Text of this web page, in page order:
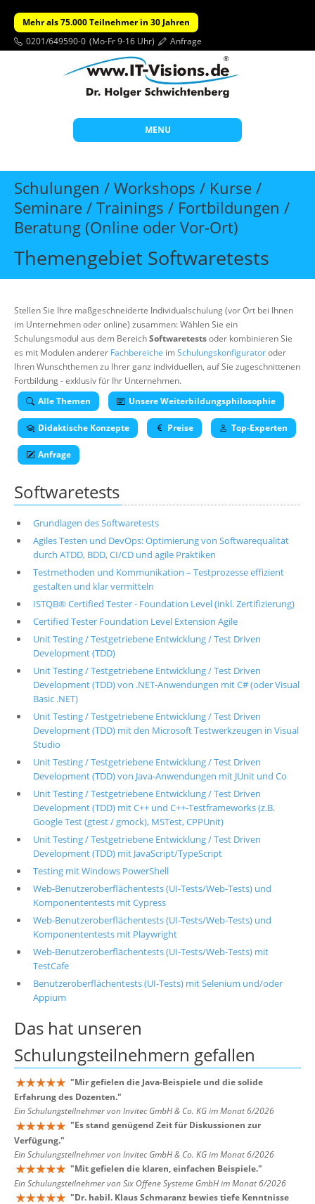
Mehr als 75.000 Teilnehmer in 30 Jahren
0201/649590-0 (Mo-Fr 9-16 Uhr) Anfrage
MENU
Start
Themen
Beratung
Individuelle Schulungen
Über uns
Suche
Schulungen / Workshops / Kurse /
Seminare / Trainings / Fortbildungen /
Beratung (Online oder Vor-Ort)
Themengebiet Softwaretests
Stellen Sie Ihre maßgeschneiderte Individualschulung (vor Ort bei Ihnen
im Unternehmen oder online) zusammen: Wählen Sie ein
Schulungsmodul aus dem BereichSoftwaretestsoder kombinieren Sie
es mit Modulen anderer Fachbereiche imSchulungskonfiguratoroder
Ihren Wunschthemen zu Ihrer ganz individuellen, auf Sie zugeschnittenen
Fortbildung - exklusiv für Ihr Unternehmen.
Alle Themen
Unsere Weiterbildungsphilosophie
Didaktische Konzepte Preise Top-Experten
Anfrage
Softwaretests
Grundlagen des Softwaretests
Agiles Testen und DevOps: Optimierung von Softwarequalität
durch ATDD, BDD, CI/CD und agile Praktiken
Testmethoden und Kommunikation – Testprozesse effizient
gestalten und klar vermitteln
ISTQB® Certified Tester - Foundation Level (inkl. Zertifizierung)
Certified Tester Foundation Level Extension Agile
Unit Testing / Testgetriebene Entwicklung / Test Driven
Development (TDD)
Unit Testing / Testgetriebene Entwicklung / Test Driven
Development (TDD) von .NET-Anwendungen mit C# (oder Visual
Basic .NET)
Unit Testing / Testgetriebene Entwicklung / Test Driven
Development (TDD) mit den Microsoft Testwerkzeugen in Visual
Studio
Unit Testing / Testgetriebene Entwicklung / Test Driven
Development (TDD) von Java-Anwendungen mit JUnit und Co
Unit Testing / Testgetriebene Entwicklung / Test Driven
Development (TDD) mit C++ und C++-Testframeworks (z.B.
Google Test (gtest / gmock), MSTest, CPPUnit)
Unit Testing / Testgetriebene Entwicklung / Test Driven
Development (TDD) mit JavaScript/TypeScript
Testing mit Windows PowerShell
Web-Benutzeroberflächentests (UI-Tests/Web-Tests) und
Komponententests mit Cypress
Web-Benutzeroberflächentests (UI-Tests/Web-Tests) und
Komponententests mit Playwright
Web-Benutzeroberflächentests (UI-Tests/Web-Tests) mit
TestCafe
Benutzeroberflächentests (UI-Tests) mit Selenium und/oder
Appium
Das hat unseren
Schulungsteilnehmern gefallen
"Mir gefielen die Java-Beispiele und die solide
Erfahrung des Dozenten."
Ein Schulungsteilnehmer von Invitec GmbH & Co. KG im Monat 6/2026
"Es stand genügend Zeit für Diskussionen zur
Verfügung."
Ein Schulungsteilnehmer von Invitec GmbH & Co. KG im Monat 6/2026
"Mit gefielen die klaren, einfachen Beispiele."
Ein Schulungsteilnehmer von Six Offene Systeme GmbH im Monat 6/2026
"Dr. habil. Klaus Schmaranz bewies tiefe Kenntnisse